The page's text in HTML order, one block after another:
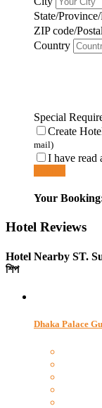
State/
ZIP code/
Country
Special
Create
mail)
I have read
Your
Hotel Reviews
Hotel Nearby ST.
শিপ
Dhaka Palace